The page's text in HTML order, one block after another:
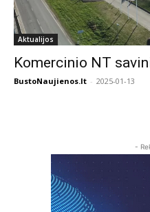
Aktualijos
Komercinio NT
BustoNaujienos.lt - 2025-01-13
-